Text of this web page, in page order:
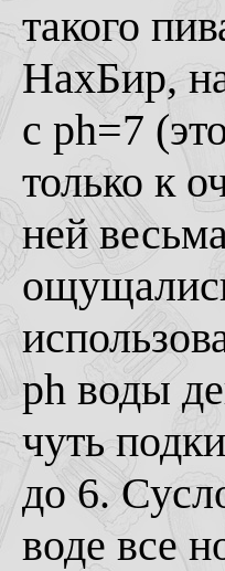
такого
НахБир,
с ph=7
только к
ней
ph воды
чуть
до 6.
воде все